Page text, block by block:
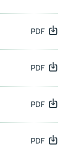
PDF
PDF
PDF
PDF